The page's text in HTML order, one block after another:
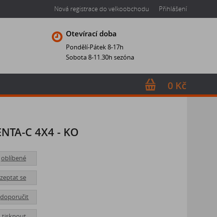
Nová registrace do velkoobchodu Přihlášení
Otevírací doba
Pondělí-Pátek 8-17h
Sobota 8-11.30h sezóna
0 Kč
C 4X4 - KO
oblíbené
zeptat se
doporučit